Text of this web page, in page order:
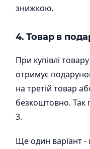
знижкою.
4. Товар в
При купівлі товару
отримує
на третій товар
безкоштовно. Так
3.
Ще один варіант -